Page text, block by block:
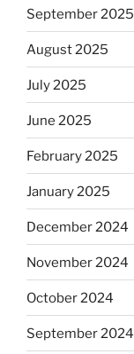
September 2025
August 2025
July 2025
June 2025
February 2025
January 2025
December 2024
November 2024
October 2024
September 2024